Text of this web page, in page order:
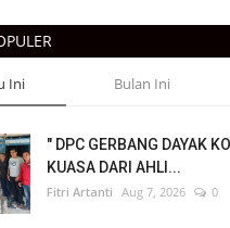
Ini Bulan Ini
" DPC GERBANG DAYAK
KUASA DARI AHLI...
Fitri Artanti Aug 7, 2026 0